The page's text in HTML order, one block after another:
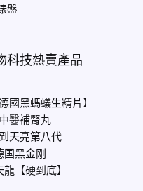
盤
科技熱賣產品
國黑螞蟻生精片】
醫補腎丸
天亮第八代
国黑金刚
【硬到底】